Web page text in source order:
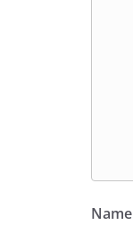
Name